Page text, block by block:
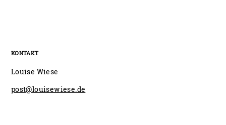
KONTAKT
Louise Wiese
post@louisewiese.de